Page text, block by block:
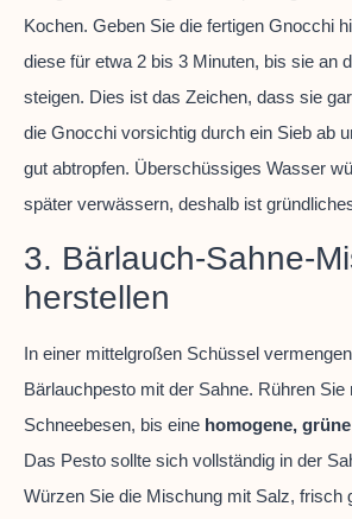
Kochen. Geben Sie die fertigen Gnocchi
diese für etwa 2 bis 3 Minuten, bis sie an
steigen. Dies ist das Zeichen, dass sie
die Gnocchi vorsichtig durch ein Sieb ab
gut abtropfen. Überschüssiges Wasser
später verwässern, deshalb ist
3. Bärlauch-Sahne-
herstellen
In einer mittelgroßen Schüssel
Bärlauchpesto mit der Sahne. Rühren Sie
Schneebesen, bis eine homogene,
Das Pesto sollte sich vollständig in der
Würzen Sie die Mischung mit Salz, frisch